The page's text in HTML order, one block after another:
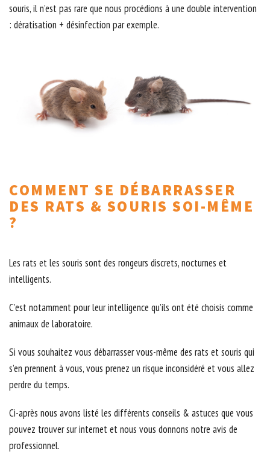
souris, il n’est pas rare que nous procédions à une double intervention
: dératisation + désinfection par exemple.
COMMENT SE DÉBARRASSER
DES RATS & SOURIS SOI-MÊME
?
Les rats et les souris sont des rongeurs discrets, nocturnes et
intelligents.
C’est notamment pour leur intelligence qu’ils ont été choisis comme
animaux de laboratoire.
Si vous souhaitez vous débarrasser vous-même des rats et souris qui
s’en prennent à vous, vous prenez un risque inconsidéré et vous allez
perdre du temps.
Ci-après nous avons listé les différents conseils & astuces que vous
pouvez trouver sur internet et nous vous donnons notre avis de
professionnel.